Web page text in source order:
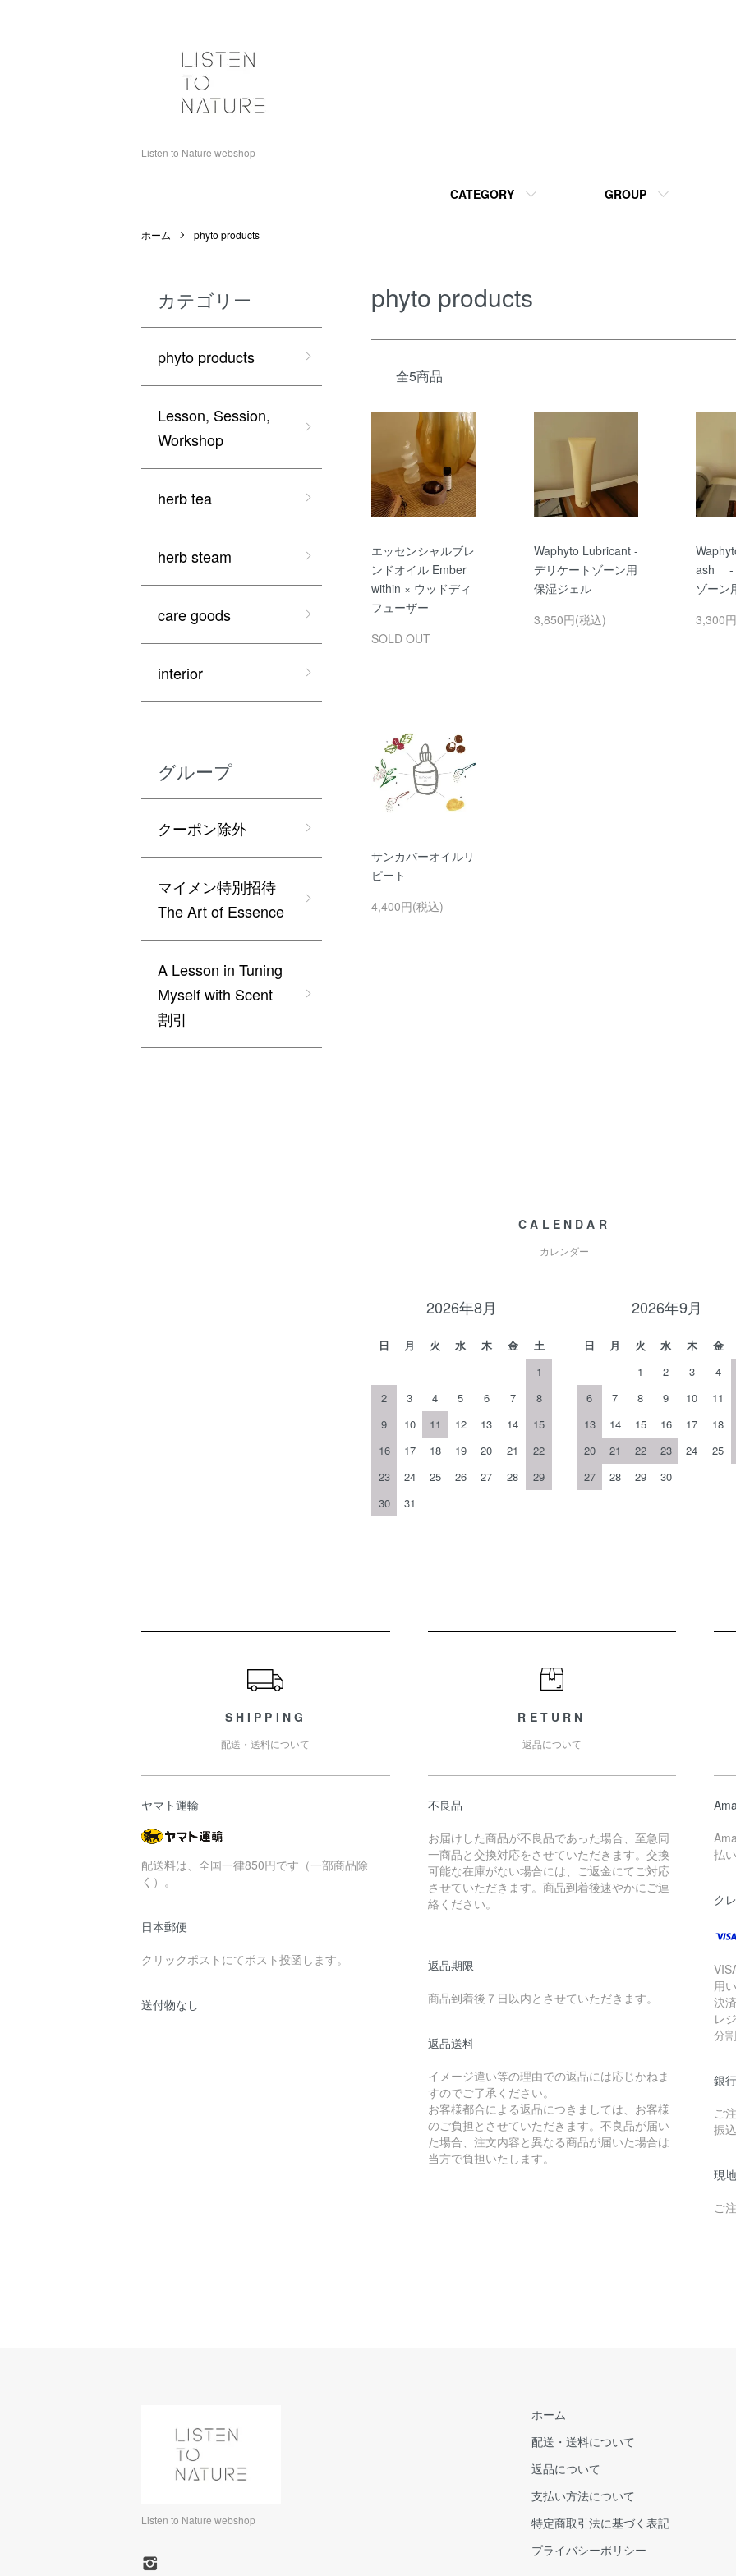
Listen to Nature webshop
CATEGORY GROUP
ホーム phyto products
phyto products
全5商品
エッセンシャルブレ
ンドオイル Ember
within × ウッドディ
フューザー
SOLD OUT
Waphyto Lubricant -
デリケートゾーン用
保湿ジェル
3,850円(税込)
ash -
ゾーン
3,300
サンカバーオイルリ
ピート
4,400円(税込)
カテゴリー
phyto products
Lesson, Session,
Workshop
herb tea
herb steam
care goods
interior
グループ
クーポン除外
マイメン特別招待
The Art of Essence
A Lesson in Tuning
Myself with Scent
割引
CALENDAR
カレンダー
2026年8月
日 月 火 水 木 金
土
1
2
3 4 5 6 7
8
9
10 11 12 13 14
15
16
17 18 19 20 21
22
23
24 25 26 27 28
29
30
31
2026年9月
日 月 火 水 木 金
1
2 3 4
6
7 8 9 10 11
13
14 15 16 17 18
20
21 22 23 24 25
27
28 29 30
SHIPPING
配送・送料について
ヤマト運輸
配送料は、全国一律850円です（一部商品除
く）。
日本郵便
クリックポストにてポスト投函します。
送付物なし
RETURN
返品について
不良品
お届けした商品が不良品であった場合、至急同
一商品と交換対応をさせていただきます。交換
可能な在庫がない場合には、ご返金にてご対応
させていただきます。商品到着後速やかにご連
絡ください。
返品期限
商品到着後７日以内とさせていただきます。
返品送料
イメージ違い等の理由での返品には応じかねま
すのでご了承ください。
お客様都合による返品につきましては、お客様
のご負担とさせていただきます。不良品が届い
た場合、注文内容と異なる商品が届いた場合は
当方で負担いたします。
払
ク
用
決
レ
分
銀
ご
振
現
ご
Listen to Nature webshop
ホーム
配送・送料について
返品について
支払い方法について
特定商取引法に基づく表記
プライバシーポリシー